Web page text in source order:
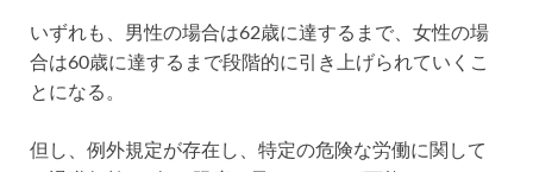
いずれも、男性の場合は62歳に達するまで、女性の場
合は60歳に達するまで段階的に引き上げられていくこ
とになる。
但し、例外規定が存在し、特定の危険な労働に関して